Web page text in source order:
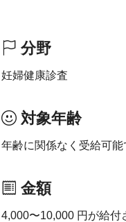
分野
妊婦健康診査
対象年齢
年齢に関係なく受給可能
金額
4,000〜10,000 円が給付